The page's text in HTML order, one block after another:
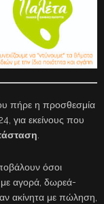
πήρε η προσθεσμία
για εκείνους που
όσοι
με αγορά, δωρεά-
ακίνητα με πώληση,